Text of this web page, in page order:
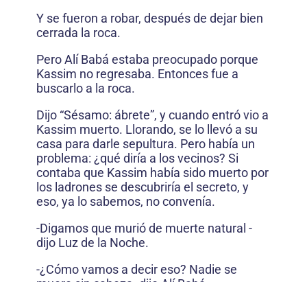
Y se fueron a robar, después de dejar bien
cerrada la roca.
Pero Alí Babá estaba preocupado porque
Kassim no regresaba. Entonces fue a
buscarlo a la roca.
Dijo “Sésamo: ábrete”, y cuando entró vio a
Kassim muerto. Llorando, se lo llevó a su
casa para darle sepultura. Pero había un
problema: ¿qué diría a los vecinos? Si
contaba que Kassim había sido muerto por
los ladrones se descubriría el secreto, y
eso, ya lo sabemos, no convenía.
-Digamos que murió de muerte natural -
dijo Luz de la Noche.
-¿Cómo vamos a decir eso? Nadie se